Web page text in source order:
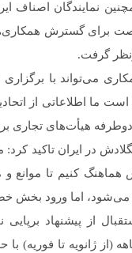
نمایندگان اصناف
برای گسترش
گرفت.
می‌تواند با
است ما اطلاعاتی از
دوطرفه هیأت‌های
در ایران تاکید
هماهنگ کنیم تا
می‌شود، اما ورود بخش
از پیشنهاد
(از ژانویه تا فوریه)